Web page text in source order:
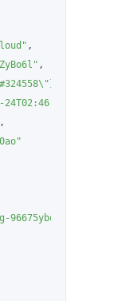
,
,
,
96675ybo"